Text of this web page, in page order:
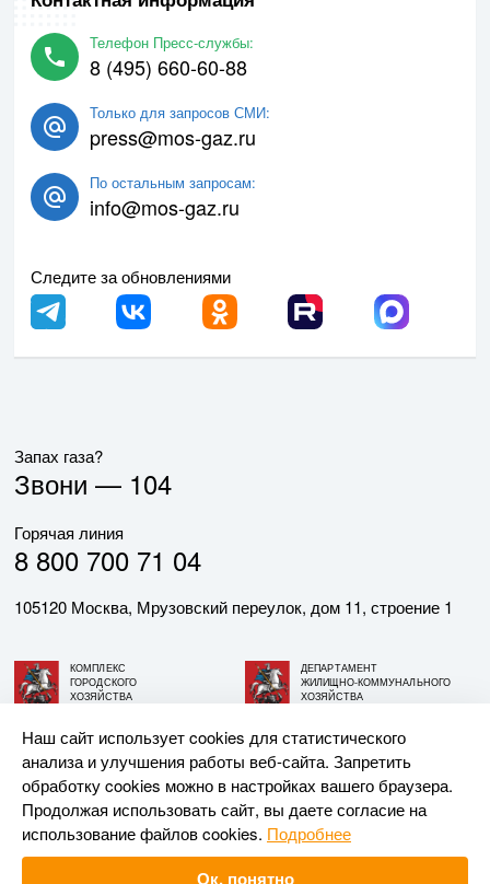
Телефон Пресс-службы:
8 (495) 660-60-88
Только для запросов СМИ:
press@mos-gaz.ru
По остальным запросам:
info@mos-gaz.ru
Следите за обновлениями
Запах газа?
Звони — 104
Горячая линия
8 800 700 71 04
105120 Москва, Мрузовский переулок, дом 11, строение 1
КОМПЛЕКС
ГОРОДСКОГО
ХОЗЯЙСТВА
ДЕПАРТАМЕНТ
ЖИЛИЩНО-КОММУНАЛЬНОГО
ХОЗЯЙСТВА
© АО «МОСГАЗ», 2026. При использовании материалов
ссылка на сайт обязательна.
Разработка и поддержка —Upriver
Наш сайт использует cookies для статистического
анализа и улучшения работы веб-сайта. Запретить
обработку cookies можно в настройках вашего браузера.
Продолжая использовать сайт, вы даете согласие на
использование файлов cookies. Подробнее
Ок, понятно